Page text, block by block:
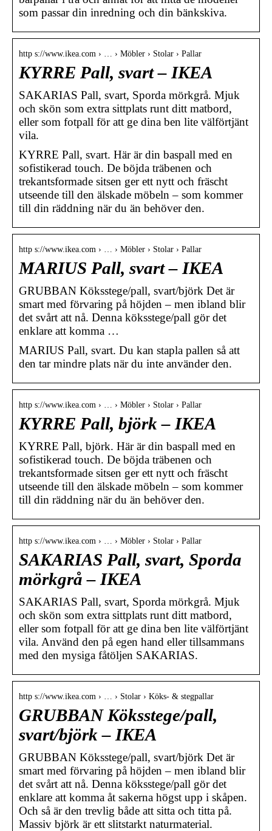
som passar din inredning och din bänkskiva.
http s://www.ikea.com › … › Möbler › Stolar › Pallar
KYRRE Pall, svart – IKEA
SAKARIAS Pall, svart, Sporda mörkgrå. Mjuk
och skön som extra sittplats runt ditt matbord,
eller som fotpall för att ge dina ben lite välförtjänt
vila.
KYRRE Pall, svart. Här är din baspall med en
sofistikerad touch. De böjda träbenen och
trekantsformade sitsen ger ett nytt och fräscht
utseende till den älskade möbeln – som kommer
till din räddning när du än behöver den.
http s://www.ikea.com › … › Möbler › Stolar › Pallar
MARIUS Pall, svart – IKEA
GRUBBAN Köksstege/pall, svart/björk Det är
smart med förvaring på höjden – men ibland blir
det svårt att nå. Denna köksstege/pall gör det
enklare att komma …
MARIUS Pall, svart. Du kan stapla pallen så att
den tar mindre plats när du inte använder den.
http s://www.ikea.com › … › Möbler › Stolar › Pallar
KYRRE Pall, björk – IKEA
KYRRE Pall, björk. Här är din baspall med en
sofistikerad touch. De böjda träbenen och
trekantsformade sitsen ger ett nytt och fräscht
utseende till den älskade möbeln – som kommer
till din räddning när du än behöver den.
http s://www.ikea.com › … › Möbler › Stolar › Pallar
SAKARIAS Pall, svart, Sporda
mörkgrå – IKEA
SAKARIAS Pall, svart, Sporda mörkgrå. Mjuk
och skön som extra sittplats runt ditt matbord,
eller som fotpall för att ge dina ben lite välförtjänt
vila. Använd den på egen hand eller tillsammans
med den mysiga fåtöljen SAKARIAS.
http s://www.ikea.com › … › Stolar › Köks- & stegpallar
GRUBBAN Köksstege/pall,
svart/björk – IKEA
GRUBBAN Köksstege/pall, svart/björk Det är
smart med förvaring på höjden – men ibland blir
det svårt att nå. Denna köksstege/pall gör det
enklare att komma åt sakerna högst upp i skåpen.
Och så är den trevlig både att sitta och titta på.
Massiv björk är ett slitstarkt naturmaterial.